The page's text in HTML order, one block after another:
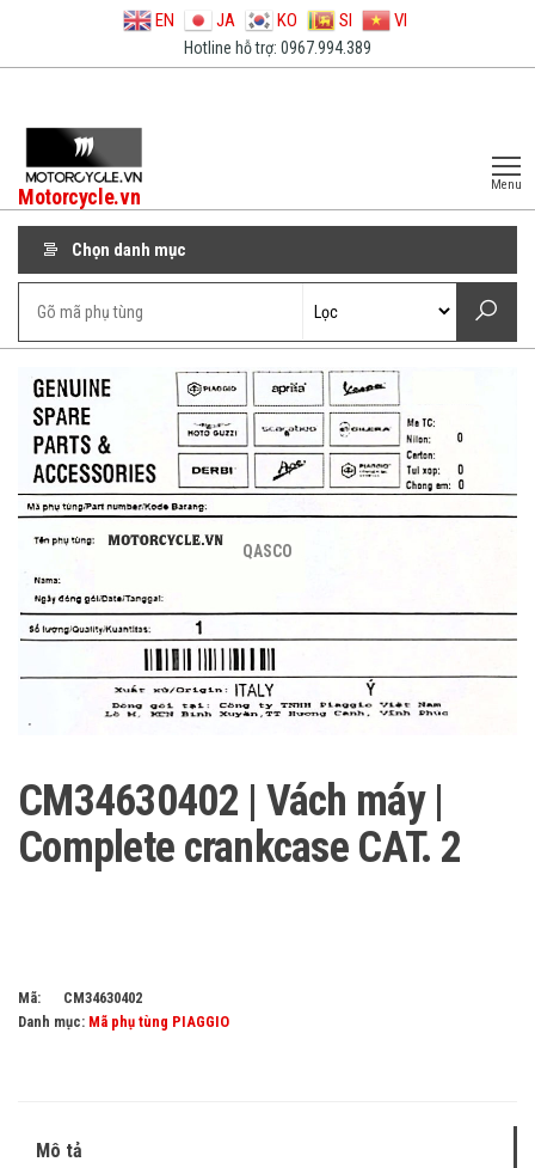
EN JA KO SI VI
Hotline hỗ trợ: 0967.994.389
Motorcycle.vn Menu
Chọn danh mục
QASCO
CM34630402 | Vách máy |
Complete crankcase CAT. 2
Mã:
CM34630402
Danh mục: Mã phụ tùng PIAGGIO
Mô tả